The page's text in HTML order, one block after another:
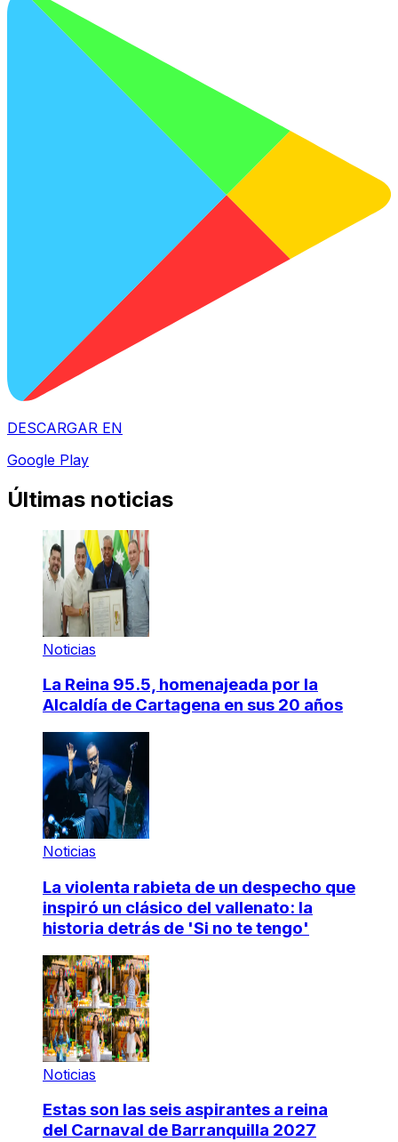
DESCARGAR EN
Google Play
Últimas noticias
Noticias
La Reina 95.5, homenajeada por la
Alcaldía de Cartagena en sus 20 años
Noticias
La violenta rabieta de un despecho que
inspiró un clásico del vallenato: la
historia detrás de 'Si no te tengo'
Noticias
Estas son las seis aspirantes a reina
del Carnaval de Barranquilla 2027